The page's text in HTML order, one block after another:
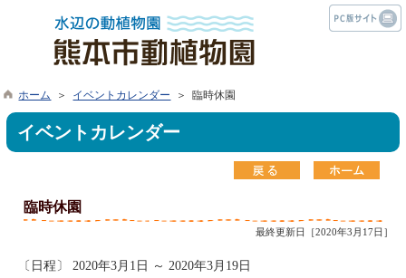
ホーム ＞ イベントカレンダー ＞ 臨時休園
イベントカレンダー
臨時休園
最終更新日［2020年3月17日］
〔日程〕 2020年3月1日 ～ 2020年3月19日